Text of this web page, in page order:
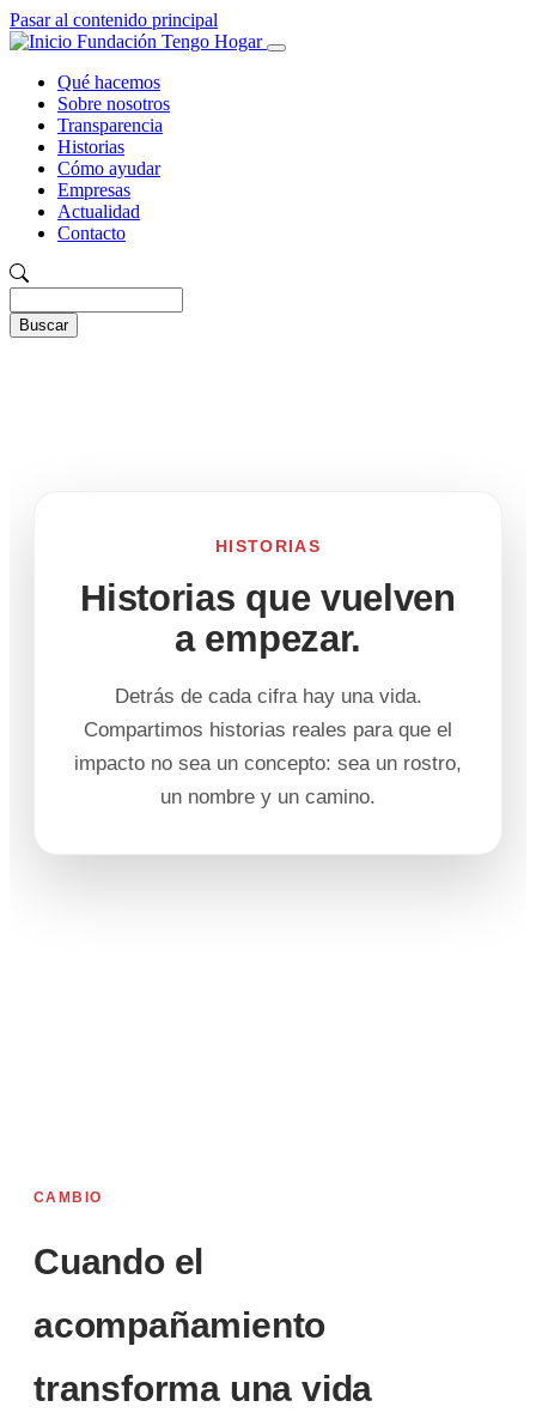
Pasar al contenido principal
Fundación Tengo Hogar
Navegación
principal
Qué hacemos
Sobre nosotros
Transparencia
Historias
Cómo ayudar
Empresas
Actualidad
Contacto
Buscar
HISTORIAS
Historias que vuelven
a empezar.
Detrás de cada cifra hay una vida.
Compartimos historias reales para que el
impacto no sea un concepto: sea un rostro,
un nombre y un camino.
CAMBIO
Cuando el
acompañamiento
transforma una vida